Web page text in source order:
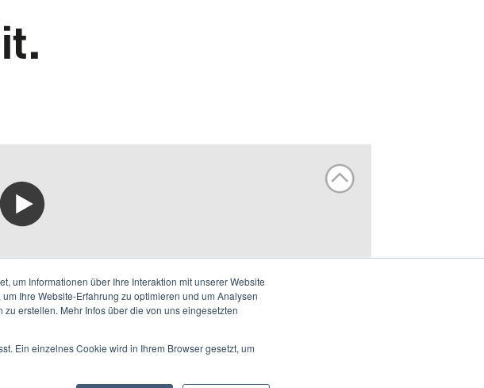
um Informationen über Ihre Interaktion mit unserer Website
Ihre Website-Erfahrung zu optimieren und um Analysen
erstellen. Mehr Infos über die von uns eingesetzten
Ein einzelnes Cookie wird in Ihrem Browser gesetzt, um
Sitemap